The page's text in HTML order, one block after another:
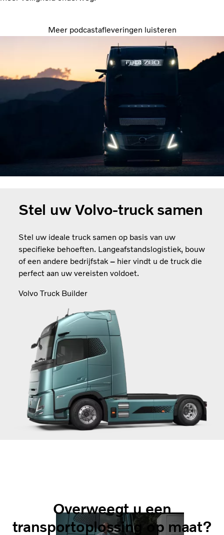
Meer achtergrondverhalen lezen
Podcast
Blijf op de hoogte van actuele onderwerpen, zoals routes naar
een uitstootvrije toekomst en hoe we kunnen zorgen voor
Meer podcastafleveringen luisteren
Stel uw Volvo-truck samen
Stel uw ideale truck samen op basis van uw
specifieke behoeften. Langeafstandslogistiek, bouw
of een andere bedrijfstak–hier vindt u de truck die
perfect aan uw vereisten voldoet.
Volvo Truck Builder